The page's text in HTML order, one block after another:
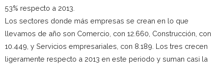
53% respecto a 2013.
Los sectores donde más empresas se crean en lo que
llevamos de año son Comercio, con 12.660, Construcción, con
10.449, y Servicios empresariales, con 8.189. Los tres crecen
ligeramente respecto a 2013 en este periodo y suman casi la